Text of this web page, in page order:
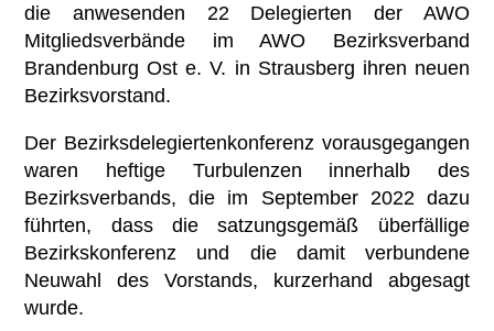
Angebote zur Teilhabe
Ambulante Pflege
Suchtberatung
Selbsthilfekontaktstelle im
„Zimmer mit Aussicht“
Helferkreis
Geschäftsstellenteam
Betriebsrat
Satzung
Benefits
Übersicht
Mitglied werden
Ehrenamt
Spenden
Kontakt
die anwesenden 22 Delegierten der AWO
Mitgliedsverbände im AWO Bezirksverband
Brandenburg Ost e. V. in Strausberg ihren neuen
Bezirksvorstand.
Der Bezirksdelegiertenkonferenz vorausgegangen
waren heftige Turbulenzen innerhalb des
Bezirksverbands, die im September 2022 dazu
führten, dass die satzungsgemäß überfällige
Bezirkskonferenz und die damit verbundene
Neuwahl des Vorstands, kurzerhand abgesagt
wurde.